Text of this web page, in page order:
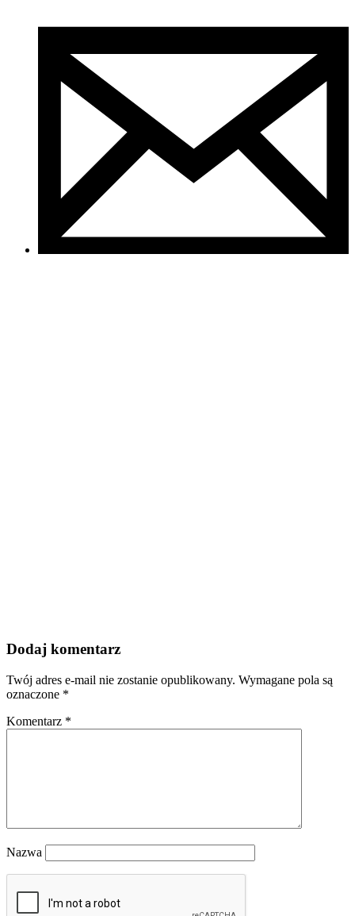
Dodaj komentarz
Twój adres e-mail nie zostanie opublikowany. Wymagane pola są
oznaczone *
Komentarz *
Nazwa